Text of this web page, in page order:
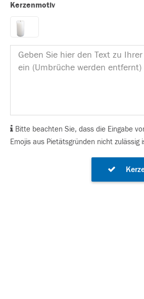
Kerzenmotiv
Bitte beachten Sie, dass die Eingabe
Emojis aus Pietätsgründen nicht zulässig